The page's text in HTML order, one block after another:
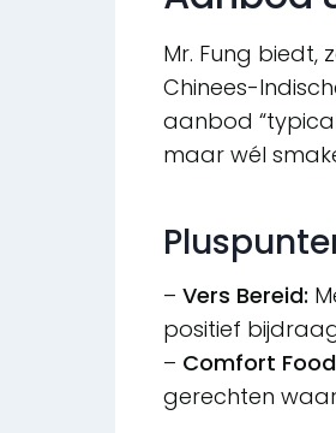
Mr. Fung biedt,
Chinees-
aanbod
maar wél
– Vers Bereid:
positief
– Comfort
gerechten